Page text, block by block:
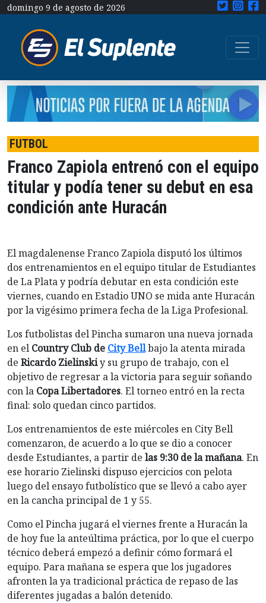
domingo 9 de agosto de 2026
FUTBOL
Franco Zapiola entrenó con el equipo
titular y podía tener su debut en esa
condición ante Huracán
El magdalenense Franco Zapiola disputó los últimos
dos entrenamientos en el equipo titular de Estudiantes
de La Plata y podría debutar en esta condición este
viernes, cuando en Estadio UNO se mida ante Huracán
por la vigésimo primera fecha de la Liga Profesional.
Los futbolistas del Pincha sumaron una nueva jornada
en el Country Club de City Bellbajo la atenta mirada
de Ricardo Zielinskiy su grupo de trabajo, con el
objetivo de regresar a la victoria para seguir soñando
con la Copa Libertadores. El torneo entró en la recta
final: solo quedan cinco partidos.
Los entrenamientos de este miércoles en City Bell
comenzaron, de acuerdo a lo que se dio a conocer
desde Estudiantes, a partir de las 9:30 de la mañana. En
ese horario Zielinski dispuso ejercicios con pelota
luego del ensayo futbolístico que se llevó a cabo ayer
en la cancha principal de 1 y 55.
Como el Pincha jugará el viernes frente a Huracán la
de hoy fue la anteúltima práctica, por lo que el cuerpo
técnico deberá empezó a definir cómo formará el
equipo. Para mañana se espera que los jugadores
afronten la ya tradicional práctica de repaso de las
diferentes jugadas a balón detenido.